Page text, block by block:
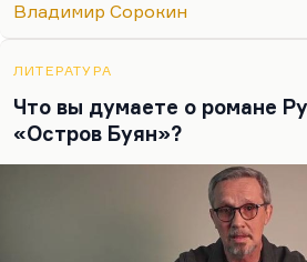
ужасах «Сердец четырёх» при
Владимир Сорокин недавно в
Архангельскому сказал, что
современную российскую
всё это миры, которые уже
чужими мирами. Я подумал
потом подумал: а сам-то?
пользуется в основном
Владимир Сорокин
ЛИТЕРАТУРА
Что вы думаете о романе
«Остров Буян»?